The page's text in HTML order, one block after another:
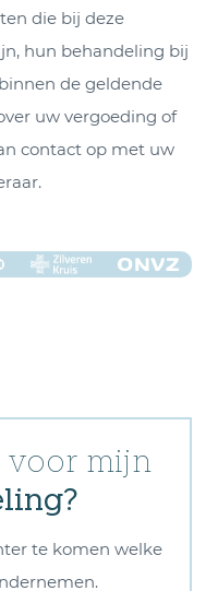
die bij deze
hun behandeling bij
de geldende
uw vergoeding of
contact op met uw
Zilveren
Kruis
Onvz
voor mijn
te komen welke